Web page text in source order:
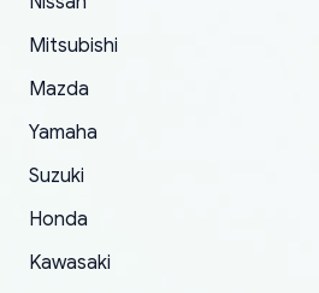
order.
Mitsubishi
Mazda
Yamaha
Suzuki
Honda
Kawasaki